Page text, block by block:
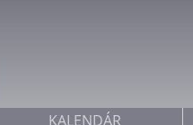
KALENDÁR